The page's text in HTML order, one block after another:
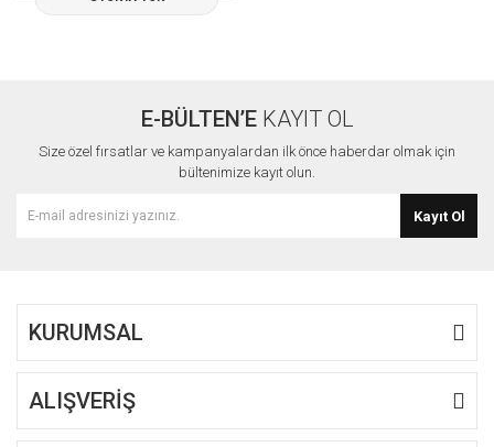
E-BÜLTEN’EKAYIT OL
Size özel fırsatlar ve kampanyalardan ilk önce haberdar olmak için
bültenimize kayıt olun.
Kayıt Ol
KURUMSAL
ALIŞVERİŞ